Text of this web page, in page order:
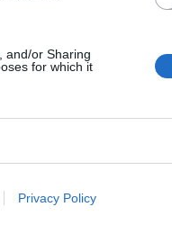
and/or Sharing
for which it
Privacy Policy
s fanti,
dekleta,
obstaja tudi
in se zatekajo